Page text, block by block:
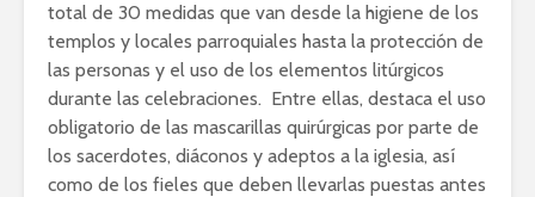
total de 30 medidas que van desde la higiene de los
templos y locales parroquiales hasta la protección de
las personas y el uso de los elementos litúrgicos
durante las celebraciones. Entre ellas, destaca el uso
obligatorio de las mascarillas quirúrgicas por parte de
los sacerdotes, diáconos y adeptos a la iglesia, así
como de los fieles que deben llevarlas puestas antes